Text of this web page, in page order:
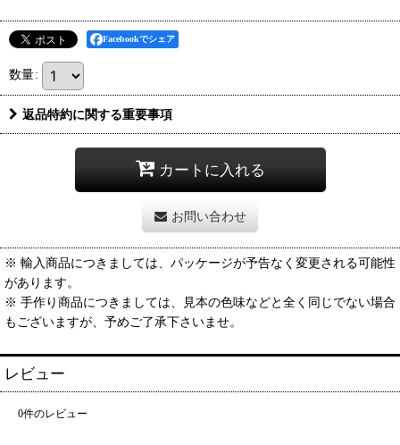
Facebookでシェア
数量:
返品特約に関する重要事項
カートに入れる
お問い合わせ
※ 輸入商品につきましては、パッケージが予告なく変更される可能性
があります。
※ 手作り商品につきましては、見本の色味などと全く同じでない場合
もございますが、予めご了承下さいませ。
レビュー
0件のレビュー